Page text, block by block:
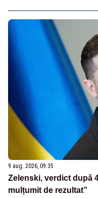
9 aug. 2026, 09:35
Zelenski, verdict după
mulțumit de rezultat”